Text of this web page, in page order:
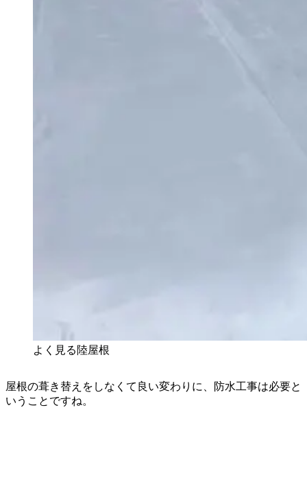
よく見る陸屋根
屋根の葺き替えをしなくて良い変わりに、防水工事は必要と
いうことですね。